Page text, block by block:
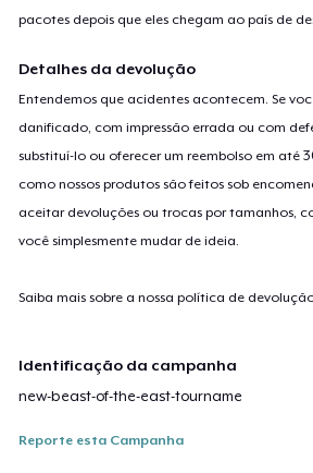
pacotes depois que eles chegam ao país de
Detalhes da devolução
Entendemos que acidentes acontecem. Se
danificado, com impressão errada ou com
substituí-lo ou oferecer um reembolso em até
como nossos produtos são feitos sob
aceitar devoluções ou trocas por tamanhos,
você simplesmente mudar de ideia.
Saiba mais sobre a nossa política de
Identificação da campanha
new-beast-of-the-east-tourname
Reporte esta Campanha